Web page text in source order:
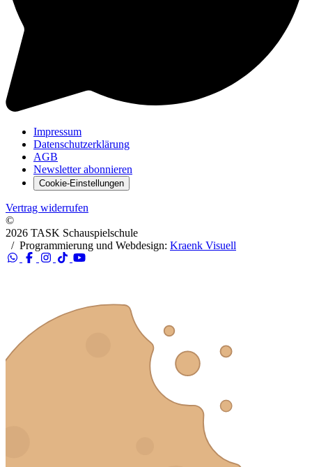
Impressum
Datenschutzerklärung
AGB
Newsletter abonnieren
Cookie-Einstellungen
Vertrag widerrufen
©
2026 TASK Schauspielschule
/ Programmierung und Webdesign: Kraenk Visuell